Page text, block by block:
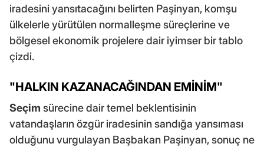
iradesini yansıtacağını belirten Paşinyan, komşu
ülkelerle yürütülen normalleşme süreçlerine ve
bölgesel ekonomik projelere dair iyimser bir tablo
çizdi.
"HALKIN KAZANACAĞINDAN EMİNİM"
Seçim sürecine dair temel beklentisinin
vatandaşların özgür iradesinin sandığa yansıması
olduğunu vurgulayan Başbakan Paşinyan, sonuç ne